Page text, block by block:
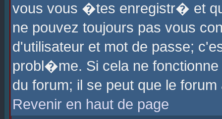
vous vous �tes enregistr� et
ne pouvez toujours pas vous
d'utilisateur et mot de passe;
probl�me. Si cela ne
du forum; il se peut que le
Revenir en haut de page